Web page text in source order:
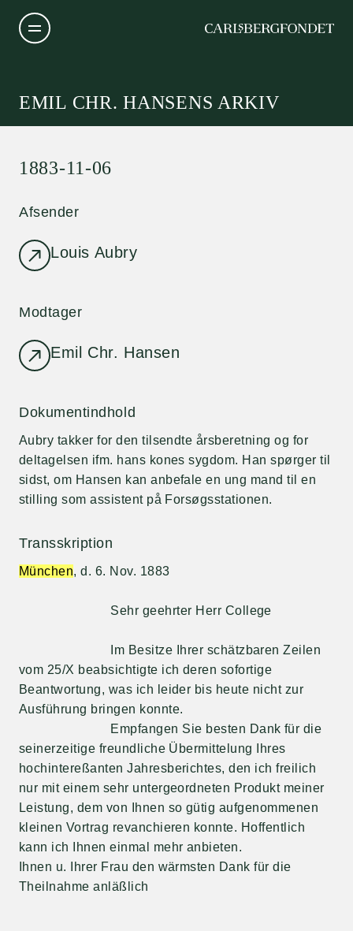
EMIL CHR. HANSENS ARKIV
1883-11-06
Afsender
Louis Aubry
Modtager
Emil Chr. Hansen
Dokumentindhold
Aubry takker for den tilsendte årsberetning og for
deltagelsen ifm. hans kones sygdom. Han spørger til
sidst, om Hansen kan anbefale en ung mand til en
stilling som assistent på Forsøgsstationen.
Transskription
München, d. 6. Nov. 1883
Sehr geehrter Herr College
Im Besitze Ihrer schätzbaren Zeilen
vom 25/X beabsichtigte ich deren sofortige
Beantwortung, was ich leider bis heute nicht zur
Ausführung bringen konnte.
Empfangen Sie besten Dank für die
seinerzeitige freundliche Übermittelung Ihres
hochintereßanten Jahresberichtes, den ich freilich
nur mit einem sehr untergeordneten Produkt meiner
Leistung, dem von Ihnen so gütig aufgenommenen
kleinen Vortrag revanchieren konnte. Hoffentlich
kann ich Ihnen einmal mehr anbieten.
Ihnen u. Ihrer Frau den wärmsten Dank für die
Theilnahme anläßlich